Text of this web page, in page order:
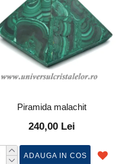
Piramida malachit
240,00 Lei
ADAUGA IN COS